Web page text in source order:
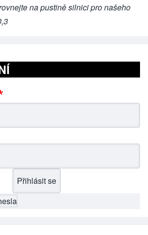
na pustině silnici pro našeho